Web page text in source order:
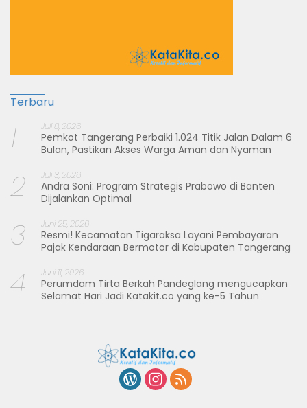
Terbaru
1 Juli 8, 2026
Pemkot Tangerang Perbaiki 1.024 Titik Jalan Dalam 6
Bulan, Pastikan Akses Warga Aman dan Nyaman
2 Juli 3, 2026
Andra Soni: Program Strategis Prabowo di Banten
Dijalankan Optimal
3 Juni 25, 2026
Resmi! Kecamatan Tigaraksa Layani Pembayaran
Pajak Kendaraan Bermotor di Kabupaten Tangerang
4 Juni 11, 2026
Perumdam Tirta Berkah Pandeglang mengucapkan
Selamat Hari Jadi Katakit.co yang ke-5 Tahun